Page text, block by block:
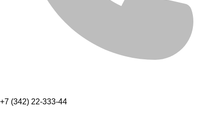
+7 (342) 22-333-44